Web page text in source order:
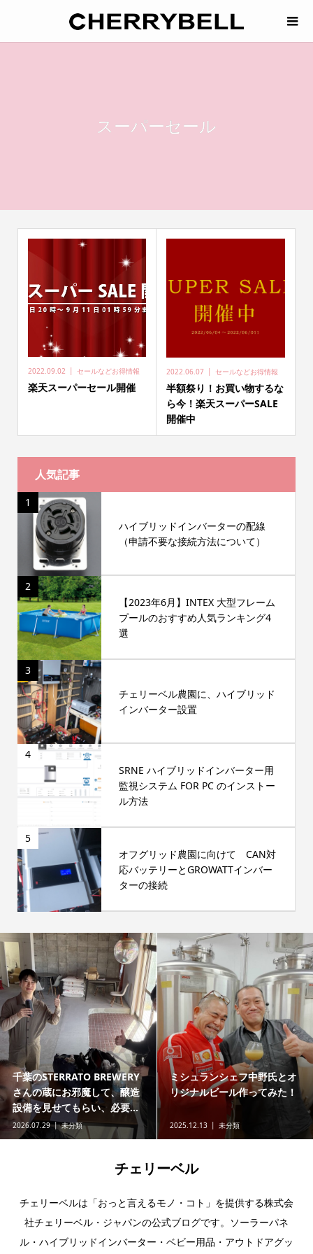
スーパーセール
2022.09.02 セールなどお得情報
楽天スーパーセール開催
2022.06.07 セールなどお得情報
半額祭り！お買い物するな
ら今！楽天スーパーSALE
開催中
人気記事
1
ハイブリッドインバーターの配線
（申請不要な接続方法について）
2
【2023年6月】INTEX 大型フレーム
プールのおすすめ人気ランキング4
選
3
チェリーベル農園に、ハイブリッド
インバーター設置
4
SRNE ハイブリッドインバーター用
監視システム FOR PC のインストー
ル方法
5
オフグリッド農園に向けて CAN対
応バッテリーとGROWATTインバー
ターの接続
千葉のSTERRATO BREWERY
さんの蔵にお邪魔して、醸造
設備を見せてもらい、必要...
2026.07.29 未分類
ミシュランシェフ中野氏とオ
リジナルビール作ってみた！
2025.12.13 未分類
チェリーベル
チェリーベルは「おっと言えるモノ・コト」を提供する株式会
社チェリーベル・ジャパンの公式ブログです。ソーラーパネ
ル・ハイブリッドインバーター・ベビー用品・アウトドアグッ